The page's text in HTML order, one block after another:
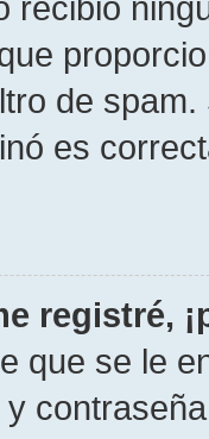
de
es
registré,
que se le